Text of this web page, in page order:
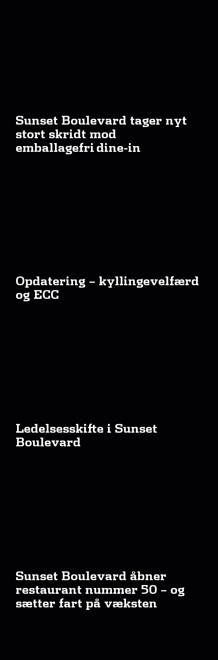
Sunset Boulevard tager nyt
stort skridt mod
emballagefri dine-in
Opdatering – kyllingevelfærd
og ECC
Ledelsesskifte i Sunset
Boulevard
Sunset Boulevard åbner
restaurant nummer 50 – og
sætter fart på væksten